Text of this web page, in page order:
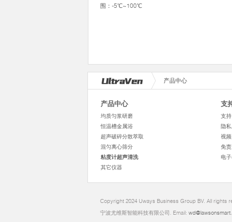
围：-5℃~100℃
产品中心
产品中心
均质匀浆研磨
恒温槽金属浴
超声破碎分散萃取
混匀离心筛分
粘度计超声清洗
其它仪器
支
支持
隐私
视频
免
电
Copyright 2024 Uways Business Group BV. All rights
宁波尤维斯智能科技有限公司. Email: